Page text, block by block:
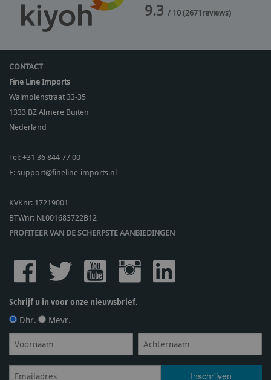
9.3 / 10(2671reviews)
CONTACT
Fine Line Imports
Walmolenstraat 33-35
1333 BZAlmere Buiten
Nederland
Tel:+31 36 844 77 00
E:support@fineline-imports.nl
KVKnr: 17219001
BTWnr: NL001683722B12
PROFITEER VAN DE SCHERPSTE AANBIEDINGEN
Schrijf u in voor onze nieuwsbrief.
Dhr. Mevr.